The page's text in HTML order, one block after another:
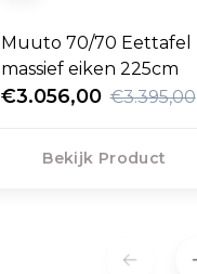
Muuto 70/70 Eettafel
massief eiken 225cm
€3.056,00 €3.395,00
Bekijk Product